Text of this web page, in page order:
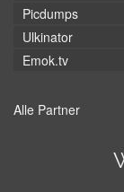
Picdumps
Ulkinator
Emok.tv
Alle Partner